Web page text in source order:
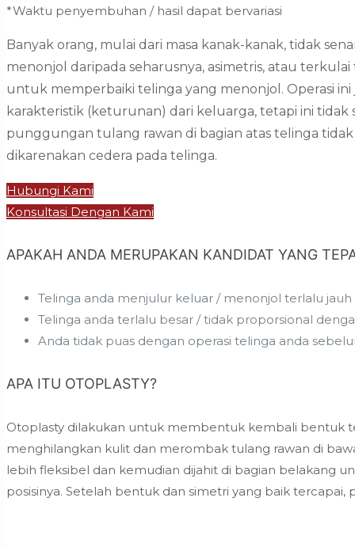
*Waktu penyembuhan / hasil dapat bervariasi
Banyak orang, mulai dari masa kanak-kanak, tidak
menonjol daripada seharusnya, asimetris, atau
untuk memperbaiki telinga yang menonjol. Operasi
karakteristik (keturunan) dari keluarga, tetapi ini
punggungan tulang rawan di bagian atas telinga
dikarenakan cedera pada telinga.
Hubungi Kami
Konsultasi Dengan Kami
APAKAH ANDA MERUPAKAN KANDIDAT YANG
Telinga anda menjulur keluar / menonjol terlalu jauh
Telinga anda terlalu besar / tidak proporsional
Anda tidak puas dengan operasi telinga anda
APA ITU OTOPLASTY?
Otoplasty dilakukan untuk membentuk kembali bentuk
menghilangkan kulit dan merombak tulang rawan di
lebih fleksibel dan kemudian dijahit di bagian belakang
posisinya. Setelah bentuk dan simetri yang baik